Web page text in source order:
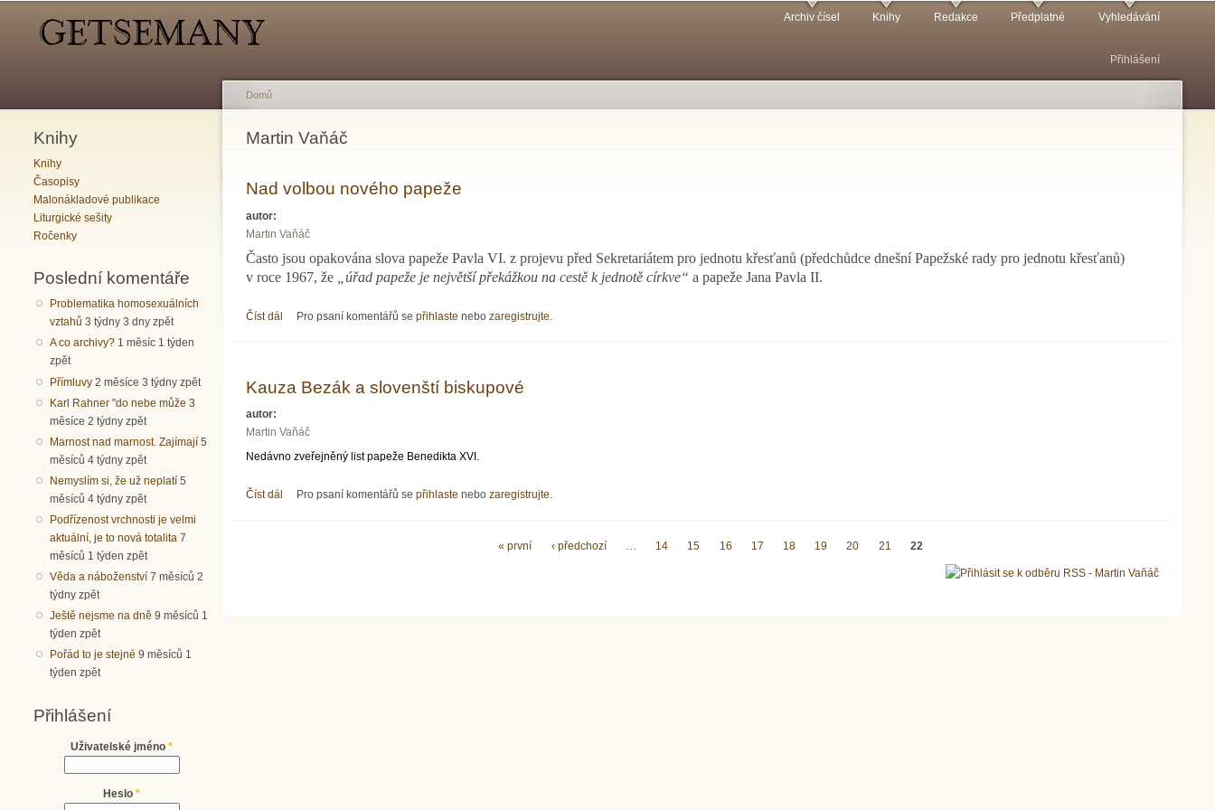
Archiv čísel Knihy Redakce Předplatné Vyhledávání
Přihlášení
Knihy
Knihy
Časopisy
Malonákladové publikace
Liturgické sešity
Ročenky
Poslední komentáře
Problematika homosexuálních
vztahů 3 týdny 3 dny zpět
A co archivy? 1 měsíc 1 týden
zpět
Přímluvy 2 měsíce 3 týdny zpět
Karl Rahner "do nebe může 3
měsíce 2 týdny zpět
Marnost nad marnost. Zajímají 5
měsíců 4 týdny zpět
Nemyslím si, že už neplatí 5
měsíců 4 týdny zpět
Podřízenost vrchnosti je velmi
aktuální, je to nová totalita 7
měsíců 1 týden zpět
Věda a náboženství 7 měsíců 2
týdny zpět
Ještě nejsme na dně 9 měsíců 1
týden zpět
Pořád to je stejné 9 měsíců 1
týden zpět
Přihlášení
Uživatelské jméno *
Heslo *
Jste zde
Domů
Martin Vaňáč
Nad volbou nového papeže
autor:
Martin Vaňáč
Často jsou opakována slova papeže Pavla VI. z projevu před Sekretariátem pro jednotu křesťanů (předchůdce dnešní Papežské rady pro jednotu křesťanů)
v roce 1967, že
„úřad papeže je největší překážkou na cestě k jednotě církve“ a papeže Jana Pavla II.
Číst dál Nad volbou nového papeže
Pro psaní komentářů sepřihlaste nebozaregistrujte.
Kauza Bezák a slovenští biskupové
autor:
Martin Vaňáč
Nedávno zveřejněný list papeže Benedikta XVI.
Číst dál Kauza Bezák a slovenští biskupové
Pro psaní komentářů sepřihlaste nebozaregistrujte.
« první ‹ předchozí … 14 15 16 17 18 19 20 21 22